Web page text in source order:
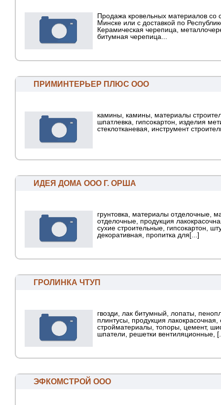
Продажа кровельных материалов со
Минске или с доставкой по
Керамическая черепица,
битумная черепица...
ПРИМИНТЕРЬЕР ПЛЮС ООО
камины, камины, материалы
шпатлевка, гипсокартон, изделия
стеклотканевая, инструмент
ИДЕЯ ДОМА ООО Г. ОРША
грунтовка, материалы отделочные,
отделочные, продукция
сухие строительные, гипсокартон,
декоративная, пропитка для[...]
ГРОЛИНКА ЧТУП
гвозди, лак битумный, лопаты,
плинтусы, продукция лакокрасочная,
стройматериалы, топоры, цемент,
шпатели, решетки вентиляционные,
ЭФКОМСТРОЙ ООО